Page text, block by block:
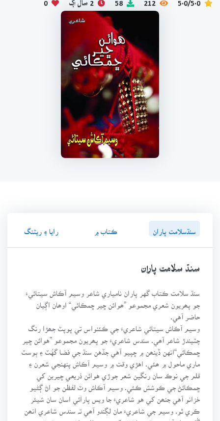
5.0/5.0
212
58 2 سال اڳ 0
سنڌسلامت پاران ڪتاب ۾ رايا ۽ ريٽنگ
سنڌ سلامت پاران
سنڌ سلامت ڪتاب گهر پاران نامياري شاعر وسيم آڪاش سيتائيءَ
جو پھريون شعري مجموعو ”ھوائن ڇير ڇمڪائي“ اوھان اڳيان
حاضر آهي.
وسيم آڪاش سيتائي شاعريءَ جي ڪئنواس تي پوپٽ جھڙا رنگ
چٽيندڙ شاعر آھي. سندس شاعريءَ جو پھريون مجموعو ”هوائن ڇير
ڇمڪائي“انهن ڏينھن ۾ ڇپيو آهي جڏهن سنڌ جي فضا گهُٽ ۽ ٻوسٽ
ماري ماحول ۾ ھئي. اهڙي وقت ۾ وسيم آڪاش پنهنجي شعرن ۽
قلم جي نوڪ سان رنگين شعر جوڙي هوائن ذريعي ڇيرين کي
ڇمڪائڻ جي ڪوشش ڪئي. وسيم آڪاش وٽ لفظن جو اڻ ڳڻيو
خزانو آهي جنھن کي هو شاعريءَ جا ويس پارائي اسان سان شيئر
ڪري ٿو. وسيم جي شاعريءَ مان لڳندو آھي تہ سندس شاعري انھن
گُلن جيان آهي جيڪي پاڻ تہ وکري وڃن ٿا پر انھن جي خوشبو